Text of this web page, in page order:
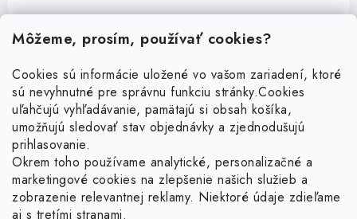
Môžeme, prosím, používať cookies?
Cookies sú informácie uložené vo vašom zariadení, ktoré
sú nevyhnutné pre správnu funkciu stránky.Cookies
uľahčujú vyhľadávanie, pamätajú si obsah košíka,
umožňujú sledovať stav objednávky a zjednodušujú
prihlasovanie.
Okrem toho používame analytické, personalizačné a
marketingové cookies na zlepšenie našich služieb a
zobrazenie relevantnej reklamy. Niektoré údaje zdieľame
aj s tretími stranami.
Facebook